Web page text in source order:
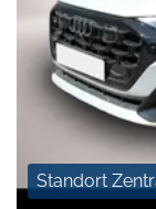
Standort